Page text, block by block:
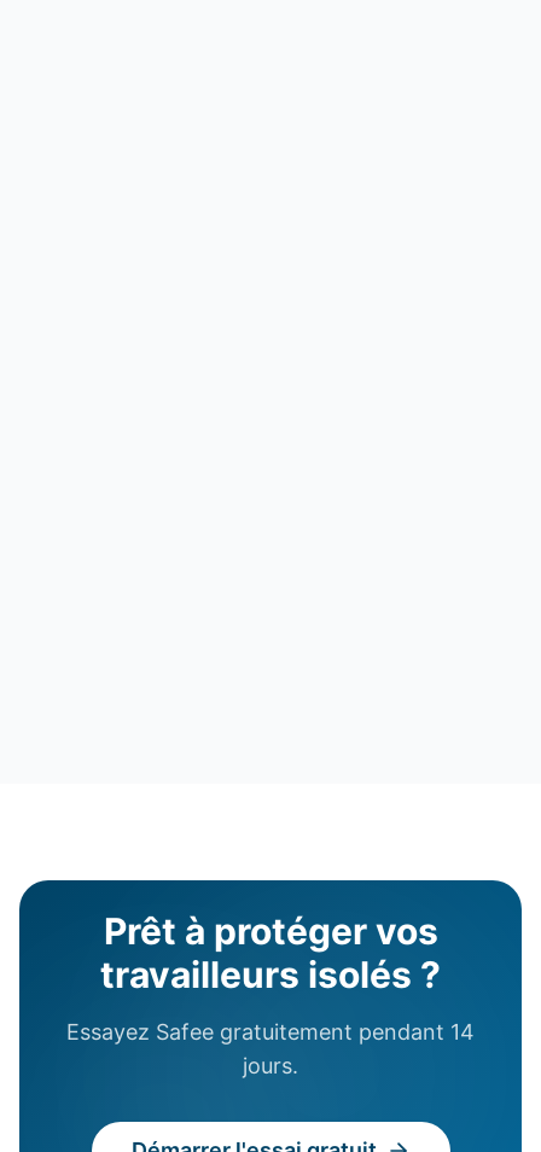
Prêt à protéger vos
travailleurs isolés ?
Essayez Safee gratuitement pendant 14
jours.